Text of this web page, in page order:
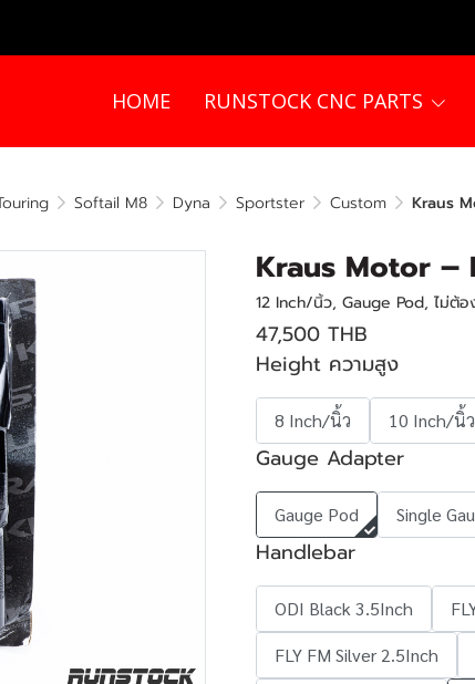
HOME RUNSTOCK CNC PARTS
Softail M8 Dyna Sportster Custom Kraus
Kraus Motor –
12 Inch/นิ้ว, Gauge Pod, ไม่ต้
47,500 THB
Height ความสูง
8 Inch/นิ้ว 10 Inch/นิ้ว
Gauge Adapter
Gauge Pod Single
Handlebar
ODI Black 3.5Inch
FLY FM Silver 2.5Inch